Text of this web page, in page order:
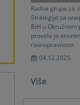
Radna grupa za
Strategije za
BiH u Okružnom
provela je
ravnopravnosti.
04.12.2025.
Više